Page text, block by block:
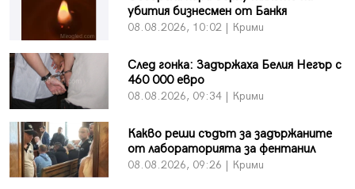
убития бизнесмен от Банкя
08.08.2026, 10:02 | Крими
След гонка: Задържаха Белия Негър с
460 000 евро
08.08.2026, 09:34 | Крими
Какво реши съдът за задържаните
от лабораторията за фентанил
08.08.2026, 09:26 | Крими